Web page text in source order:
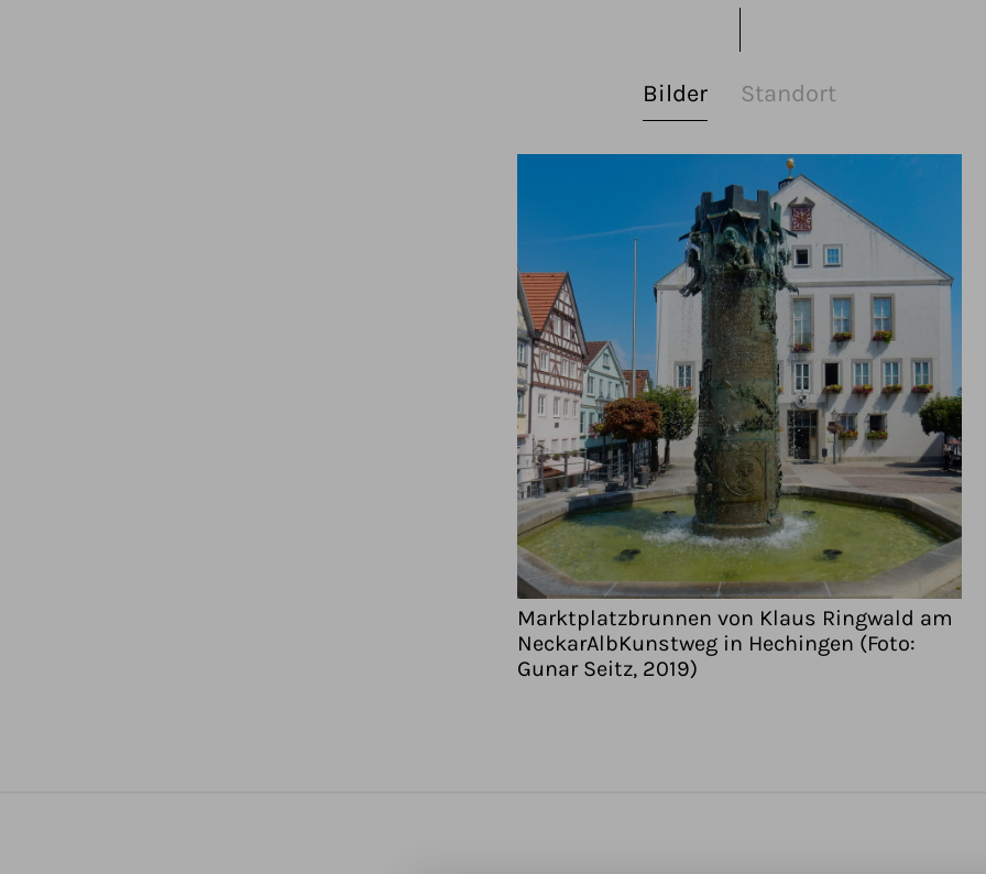
Bilder Standort
Marktplatzbrunnen von Klaus Ringwald am
NeckarAlbKunstweg in Hechingen (Foto:
Gunar Seitz, 2019)